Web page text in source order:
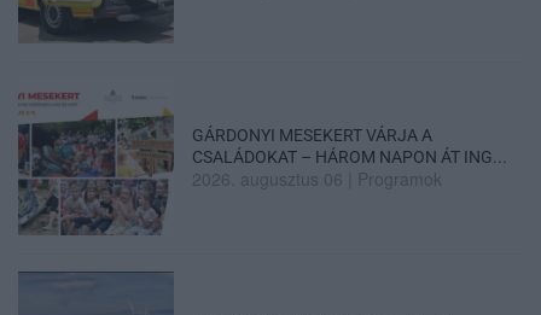
GÁRDONYI MESEKERT VÁRJA A
CSALÁDOKAT – HÁROM NAPON ÁT ING...
2026. augusztus 06 Programok